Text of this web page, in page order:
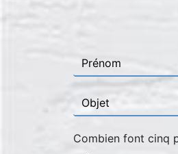
Combien font cinq